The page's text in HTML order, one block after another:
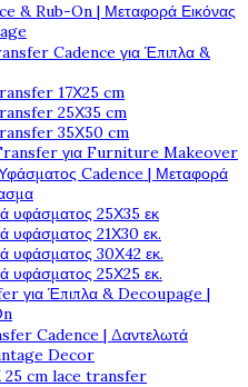
& Rub-On | Μεταφορά Εικόνας
Cadence για Έπιπλα &
17Χ25 cm
25Χ35 cm
35Χ50 cm
για Furniture Makeover
Cadence | Μεταφορά
υφάσματος 25Χ35 εκ
υφάσματος 21Χ30 εκ.
υφάσματος 30Χ42 εκ.
υφάσματος 25Χ25 εκ.
για Έπιπλα & Decoupage |
Cadence | Δαντελωτά
Decor
25 cm lace transfer